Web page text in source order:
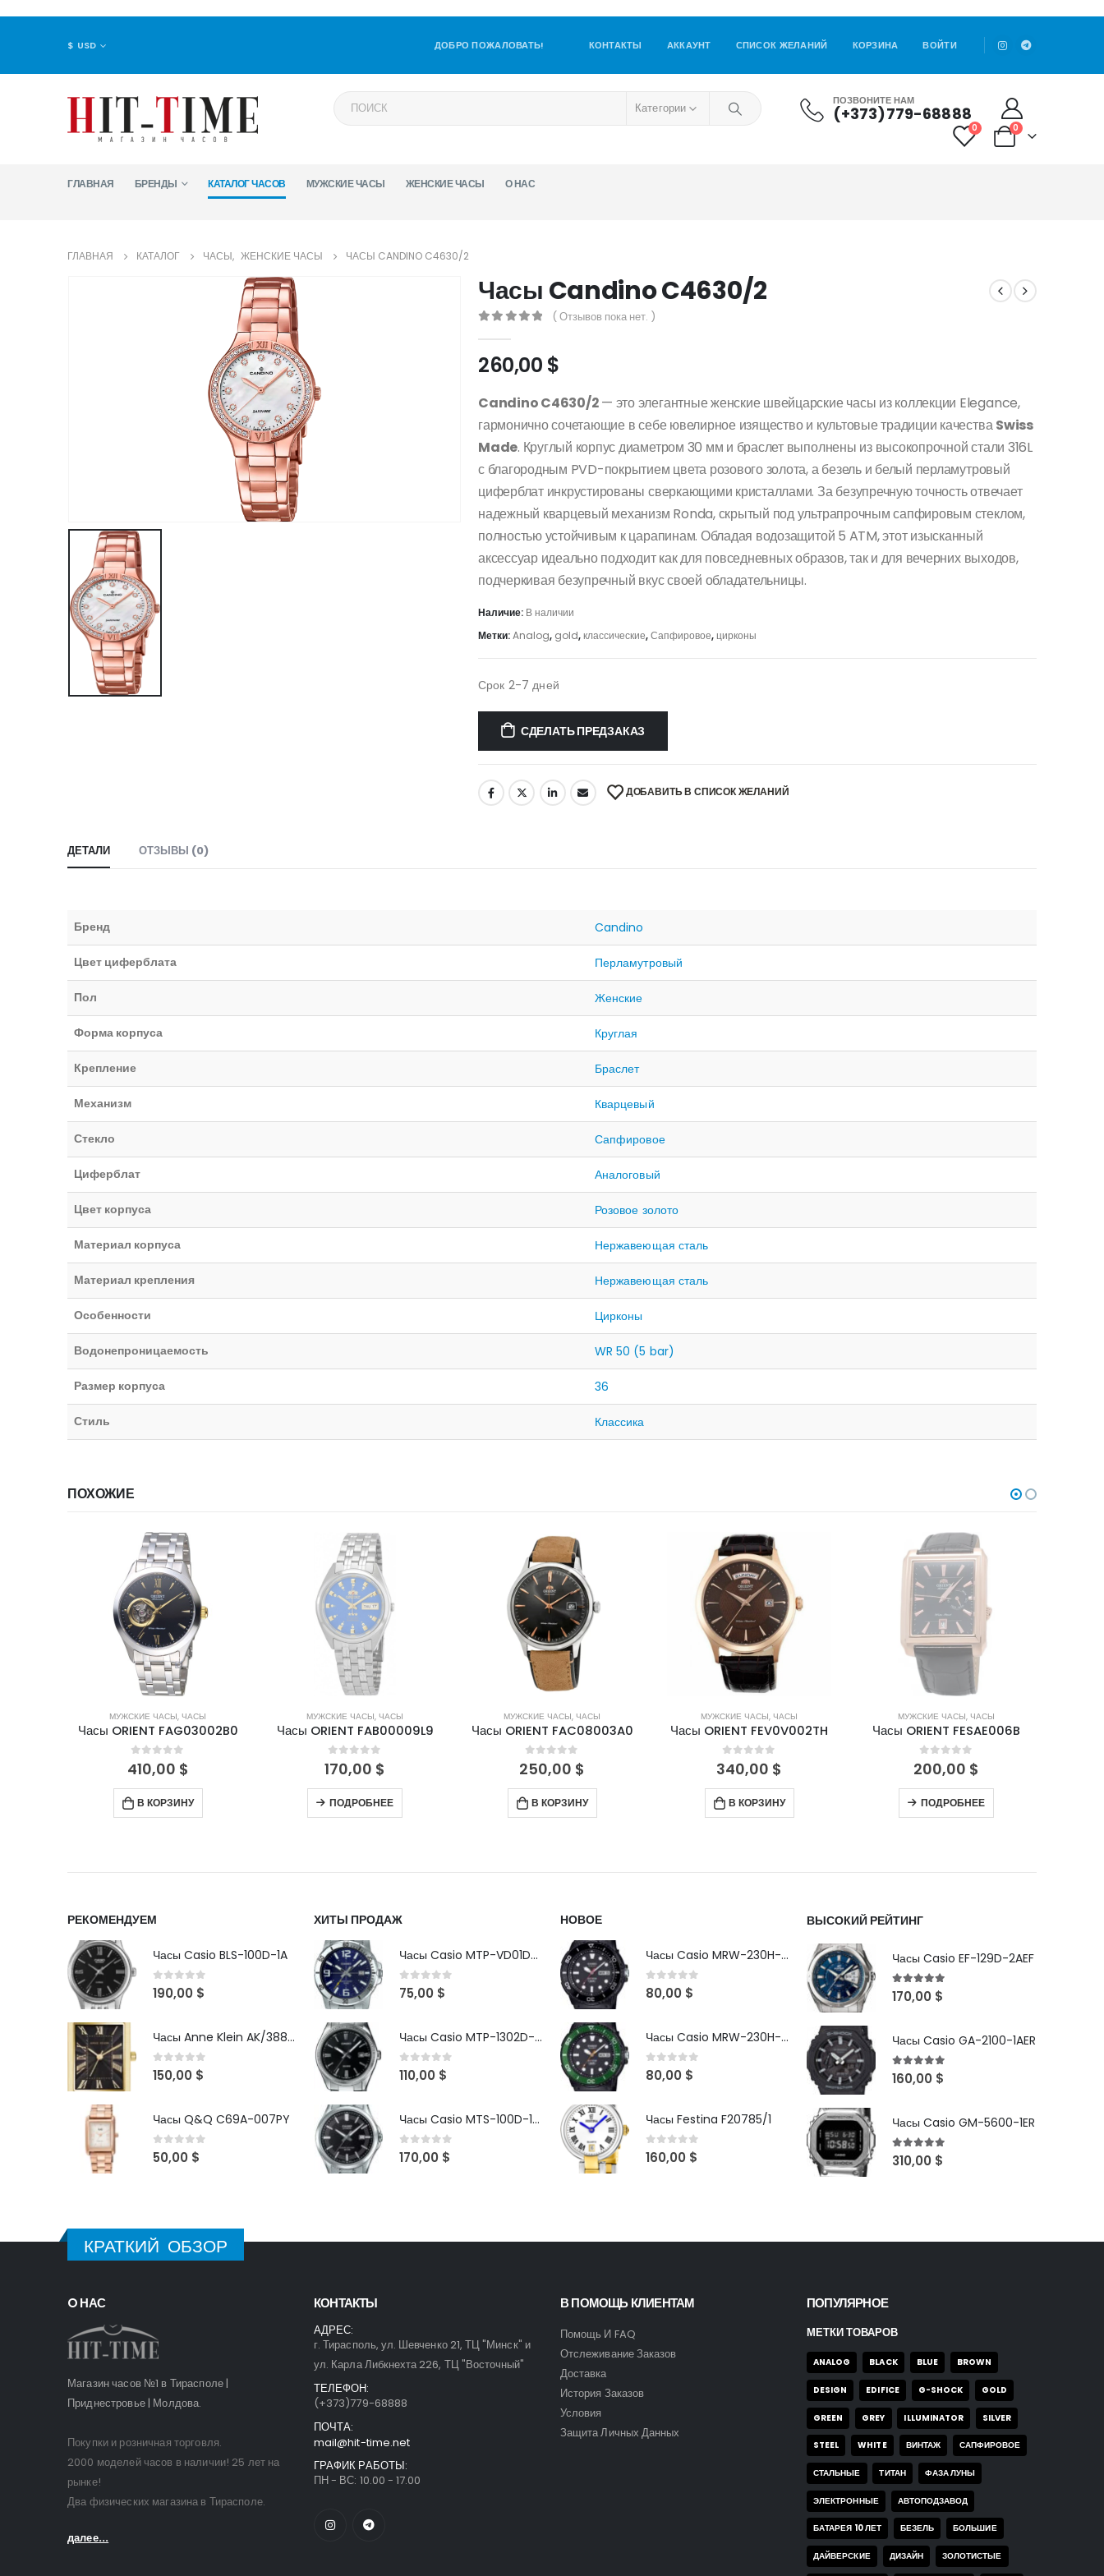
$ USD ДОБРО ПОЖАЛОВАТЬ! КОНТАКТЫ АККАУНТ СПИСОК ЖЕЛАНИЙ КОРЗИНА ВОЙТИ
Категории ПОЗВОНИТЕ НАМ
(+373)779-68888
0 0
ГЛАВНАЯ БРЕНДЫ КАТАЛОГ ЧАСОВ МУЖСКИЕ ЧАСЫ ЖЕНСКИЕ ЧАСЫ О НАС
ГЛАВНАЯ КАТАЛОГ ЧАСЫ, ЖЕНСКИЕ ЧАСЫ ЧАСЫ CANDINO C4630/2
Часы Candino C4630/2
( Отзывов пока нет. )
260,00 $
Candino C4630/2— это элегантные женские швейцарские часы из коллекции Elegance,
гармонично сочетающие в себе ювелирное изящество и культовые традиции качестваSwiss
Made. Круглый корпус диаметром 30 мм и браслет выполнены из высокопрочной стали 316L
с благородным PVD-покрытием цвета розового золота, а безель и белый перламутровый
циферблат инкрустированы сверкающими кристаллами. За безупречную точность отвечает
надежный кварцевый механизм Ronda, скрытый под ультрапрочным сапфировым стеклом,
полностью устойчивым к царапинам. Обладая водозащитой 5 ATM, этот изысканный
аксессуар идеально подходит как для повседневных образов, так и для вечерних выходов,
подчеркивая безупречный вкус своей обладательницы.
Наличие: В наличии
Метки:Analog, gold,классические,Сапфировое,цирконы
Срок 2-7 дней
СДЕЛАТЬ ПРЕДЗАКАЗ
ДОБАВИТЬ В СПИСОК ЖЕЛАНИЙ
ДЕТАЛИ ОТЗЫВЫ (0)
Бренд Candino
Цвет циферблата Перламутровый
Пол Женские
Форма корпуса Круглая
Крепление Браслет
Механизм Кварцевый
Стекло Сапфировое
Циферблат Аналоговый
Цвет корпуса Розовое золото
Материал корпуса Нержавеющая сталь
Материал крепления Нержавеющая сталь
Особенности Цирконы
Водонепроницаемость WR 50 (5 bar)
Размер корпуса 36
Стиль Классика
ПОХОЖИЕ
МУЖСКИЕ ЧАСЫ, ЧАСЫ
Часы ORIENT FAG03002B0
0out of 5
410,00 $
В КОРЗИНУ
НЕТ В НАЛИЧИИ
МУЖСКИЕ ЧАСЫ, ЧАСЫ
Часы ORIENT FAB00009L9
0out of 5
170,00 $
ПОДРОБНЕЕ
МУЖСКИЕ ЧАСЫ, ЧАСЫ
Часы ORIENT FAC08003A0
0out of 5
250,00 $
В КОРЗИНУ
МУЖСКИЕ ЧАСЫ, ЧАСЫ
Часы ORIENT FEV0V002TH
0 out of 5
340,00 $
В КОРЗИНУ
НЕТ В НАЛИЧИИ
МУЖСКИЕ ЧАСЫ, ЧАСЫ
Часы ORIENT FESAE006B
0out of 5
200,00 $
ПОДРОБНЕЕ
РЕКОМЕНДУЕМ
Часы Casio BLS-100D-1A
0out of 5
190,00 $
Часы Anne Klein AK/3882BKGB
0out of 5
150,00 $
Часы Q&Q C69A-007PY
0out of 5
50,00 $
ХИТЫ ПРОДАЖ
Часы Casio MTP-VD01D-2B
0out of 5
75,00 $
Часы Casio MTP-1302D-1A1VDF
0out of 5
110,00 $
Часы Casio MTS-100D-1AV
0out of 5
170,00 $
НОВОЕ
Часы Casio MRW-230H-1E1VDF
0out of 5
80,00 $
Часы Casio MRW-230H-1E3VDF
0out of 5
80,00 $
Часы Festina F20785/1
0out of 5
160,00 $
ВЫСОКИЙ РЕЙТИНГ
Часы Casio EF-129D-2AEF
5out of 5
170,00 $
Часы Casio GA-2100-1AER
5out of 5
160,00 $
Часы Casio GM-5600-1ER
5out of 5
310,00 $
КРАТКИЙ ОБЗОР
O НАС
Магазин часов №1 в Тирасполе |
Приднестровье | Молдова.
Покупки и розничная торговля.
2000 моделей часов в наличии! 25 лет на
рынке!
Два физических магазина в Тирасполе.
далее...
КОНТАКТЫ
АДРЕС:
г. Тирасполь, ул. Шевченко 21, ТЦ "Минск" и
ул. Карла Либкнехта 226, ТЦ "Восточный"
ТЕЛЕФОН:
(+373)779-68888
ПОЧТА:
mail@hit-time.net
ГРАФИК РАБОТЫ:
ПН - ВС: 10.00 - 17.00
В ПОМОЩЬ КЛИЕНТАМ
Помощь И FAQ
Отслеживание Заказов
Доставка
История Заказов
Условия
Защита Личных Данных
ПОПУЛЯРНОЕ
МЕТКИ ТОВАРОВ
ANALOG BLACK BLUE BROWN
DESIGN EDIFICE G-SHOCK GOLD
GREEN GREY ILLUMINATOR SILVER
STEEL WHITE ВИНТАЖ САПФИРОВОЕ
СТАЛЬНЫЕ ТИТАН ФАЗА ЛУНЫ
ЭЛЕКТРОННЫЕ АВТОПОДЗАВОД
БАТАРЕЯ 10 ЛЕТ БЕЗЕЛЬ БОЛЬШИЕ
ДАЙВЕРСКИЕ ДИЗАЙН ЗОЛОТИСТЫЕ